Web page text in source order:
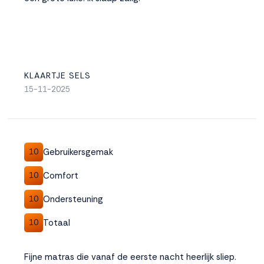
KLAARTJE SELS
15-11-2025
10 Gebruikersgemak
10 Comfort
10 Ondersteuning
10 Totaal
Fijne matras die vanaf de eerste nacht heerlijk sliep.